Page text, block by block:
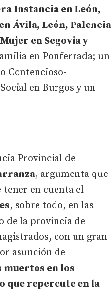
Instancia en León,
Ávila, León, Palencia
en Segovia y
en Ponferrada; un
Contencioso-
en Burgos y un
Provincial de
, argumenta que
tener en cuenta el
, sobre todo, en las
de la provincia de
con un gran
asunción de
muertos en los
que repercute en la